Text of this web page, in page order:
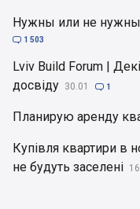
Нужны или не
 1 503
Lviv Build Forum |
досвіду 30.01  1
Планирую аренду
Купівля квартири в
не будуть заселені